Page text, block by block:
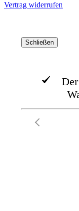
Vertrag widerrufen
Schließen